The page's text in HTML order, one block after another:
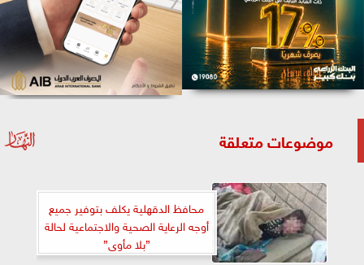
موضوعات متعلقة
محافظ الدقهلية يكلف بتوفير جميع
أوجه الرعاية الصحية والاجتماعية لحالة
”بلا مأوى”